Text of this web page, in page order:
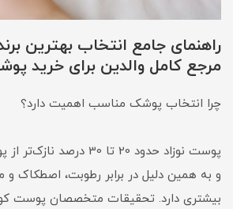
راهنمای جامع انتخاب بهترین
مرجع کامل والدین برای خرید
چرا انتخاب پوشک مناسب اهمیت دارد؟
پوست نوزاد حدود 20 تا 30
و به همین دلیل در برابر رطوبت، اصطکاک
بیشتری دارد. تحقیقات متخصصان پوست